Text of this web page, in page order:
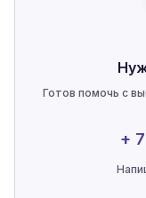
Готов помочь с
+